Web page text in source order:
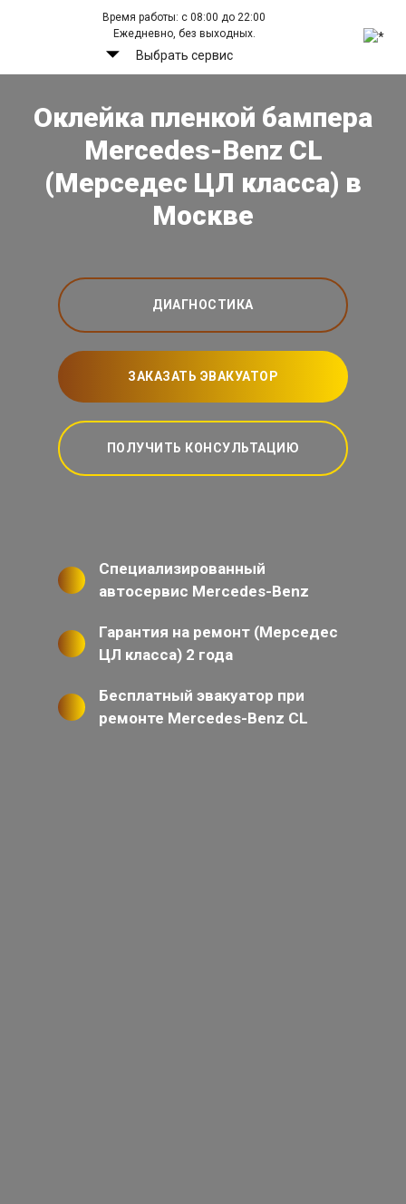
Время работы: с 08:00 до 22:00
Ежедневно, без выходных.
Выбрать сервис
Оклейка пленкой бампера
Mercedes-Benz CL
(Мерседес ЦЛ класса) в
Москве
ДИАГНОСТИКА
ЗАКАЗАТЬ ЭВАКУАТОР
ПОЛУЧИТЬ КОНСУЛЬТАЦИЮ
Специализированный
автосервис Mercedes-Benz
Гарантия на ремонт (Мерседес
ЦЛ класса) 2 года
Бесплатный эвакуатор при
ремонте Mercedes-Benz CL